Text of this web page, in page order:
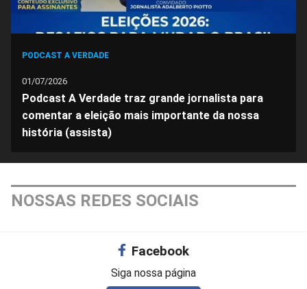
PODCAST A VERDADE
01/07/2026
Podcast A Verdade traz grande jornalista para
comentar a eleição mais importante da nossa
história (assista)
NOSSAS REDES SOCIAIS
Facebook
Siga nossa página